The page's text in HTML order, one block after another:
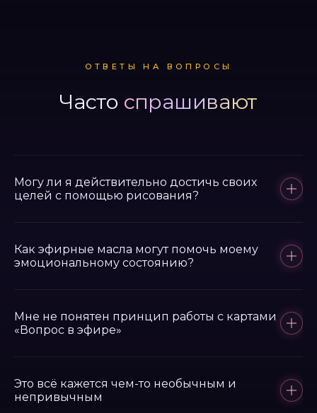
ОТВЕТЫ НА ВОПРОСЫ
Часто спрашивают
Могу ли я действительно достичь своих
целей с помощью рисования?
пока рука ведёт линию, мозг перестраивает
привычные сценарии.
Как эфирные масла могут помочь моему
эмоциональному состоянию?
центр эмоций. Правильно подобранное масло
снимает тревогу, возвращает ресурс.
Мне не понятен принцип работы с картами
«Вопрос в эфире»
отражают то, что есть внутри вас, но скрыто от
сознания.
Это всё кажется чем-то необычным и
непривычным